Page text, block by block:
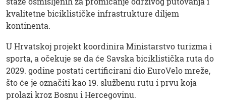
kvalitetne biciklističke infrastrukture diljem
kontinenta.
U Hrvatskoj projekt koordinira Ministarstvo turizma i
sporta, a očekuje se da će Savska biciklistička ruta do
2029. godine postati certificirani dio EuroVelo mreže,
što će je označiti kao 19. službenu rutu i prvu koja
prolazi kroz Bosnu i Hercegovinu.